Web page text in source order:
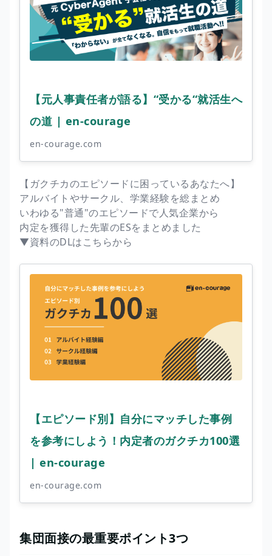
【元人事責任者が語る】“受かる“就活生へ
の道 | en-courage
en-courage.com
【ガクチカのエピソードに困っているあなたへ】
アルバイトやサークル、学業経験を総まとめ
いわゆる"普通"のエピソードで人気企業から
内定を獲得した先輩のESをまとめました
▼資料のDLはこちらから
【エピソード別】自分にマッチした事例
を参考にしよう！内定者のガクチカ100選
| en-courage
en-courage.com
集団面接の最重要ポイント3つ